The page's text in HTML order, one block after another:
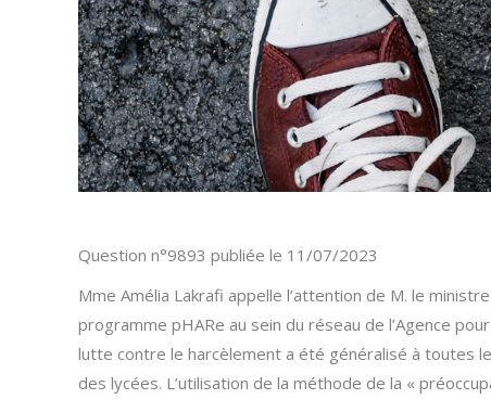
Question n°9893 publiée le 11/07/2023
Mme Amélia Lakrafi appelle l’attention de M. le
programme pHARe au sein du réseau de l’Agence
lutte contre le harcèlement a été généralisé à toutes
des lycées. L’utilisation de la méthode de la «